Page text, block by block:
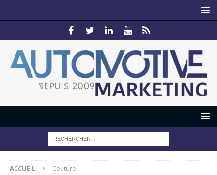
ACCUEIL Couture